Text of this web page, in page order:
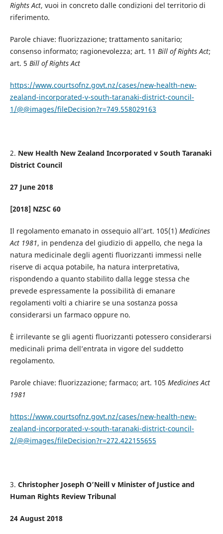
Rights Act, vuoi in concreto dalle condizioni del territorio di
riferimento.
Parole chiave: fluorizzazione; trattamento sanitario;
consenso informato; ragionevolezza; art. 11 Bill of Rights Act;
art. 5 Bill of Rights Act
https://www.courtsofnz.govt.nz/cases/new-health-new-
zealand-incorporated-v-south-taranaki-district-council-
1/@@images/fileDecision?r=749.558029163
2. New Health New Zealand Incorporated v South Taranaki
District Council
27 June 2018
[2018] NZSC 60
Il regolamento emanato in ossequio all’art. 105(1) Medicines
Act 1981, in pendenza del giudizio di appello, che nega la
natura medicinale degli agenti fluorizzanti immessi nelle
riserve di acqua potabile, ha natura interpretativa,
rispondendo a quanto stabilito dalla legge stessa che
prevede espressamente la possibilità di emanare
regolamenti volti a chiarire se una sostanza possa
considerarsi un farmaco oppure no.
È irrilevante se gli agenti fluorizzanti potessero considerarsi
medicinali prima dell’entrata in vigore del suddetto
regolamento.
Parole chiave: fluorizzazione; farmaco; art. 105 Medicines Act
1981
https://www.courtsofnz.govt.nz/cases/new-health-new-
zealand-incorporated-v-south-taranaki-district-council-
2/@@images/fileDecision?r=272.422155655
3. Christopher Joseph O’Neill v Minister of Justice and
Human Rights Review Tribunal
24 August 2018